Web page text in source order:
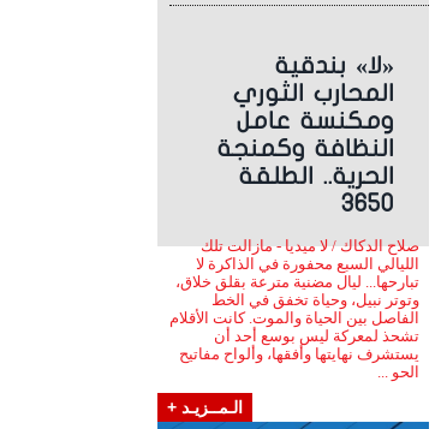
«لا» بندقية
المحارب الثوري
ومكنسة عامل
النظافة وكمنجة
الحرية.. الطلقة
3650
صلاح الدكاك / لا ميديا - مازالت تلك
الليالي السبع محفورة في الذاكرة لا
تبارحها... ليال مضنية مترعة بقلق خلاق،
وتوتر نبيل، وحياة تخفق في الخط
الفاصل بين الحياة والموت. كانت الأقلام
تشحذ لمعركة ليس بوسع أحد أن
يستشرف نهايتها وأفقها، وألواح مفاتيح
الحو ...
الـمــزيـد +